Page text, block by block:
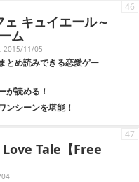
キュイエール～
ム
2015/11/05
とめ読みできる恋愛ゲー
が読める！
ンシーンを堪能！
46
Tale【Free
04
47